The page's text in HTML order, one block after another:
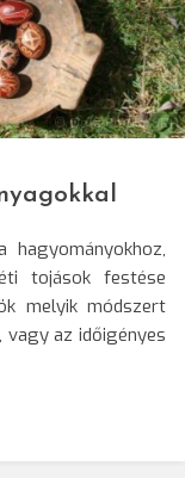
© Opra Etelka/SRR
hagyományokhoz,
tojások festése
melyik módszert
az időigényes